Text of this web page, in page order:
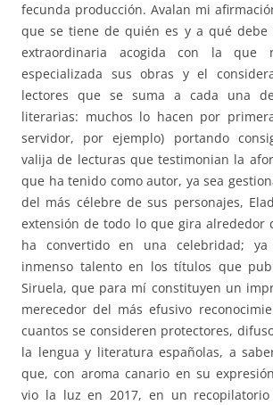
fecunda producción. Avalan mi
que se tiene de quién es y a qué debe
extraordinaria acogida con la que
especializada sus obras y el
lectores que se suma a cada una
literarias: muchos lo hacen por
servidor, por ejemplo) portando
valija de lecturas que testimonian la
que ha tenido como autor, ya sea
del más célebre de sus personajes,
extensión de todo lo que gira alrededor
ha convertido en una celebridad; ya
inmenso talento en los títulos que
Siruela, que para mí constituyen un
merecedor del más efusivo
cuantos se consideren protectores,
la lengua y literatura españolas, a
que, con aroma canario en su
vio la luz en 2017, en un recopilatorio